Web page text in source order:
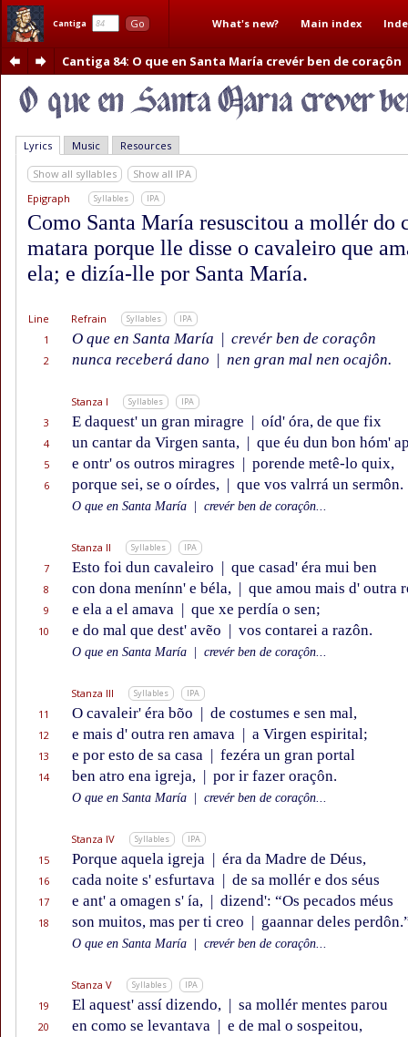
Cantiga Go What's new? Main index
Cantiga 84: O que en Santa María crevér ben de coraçôn
Lyrics Music Resources
Show all syllables
Show all IPA
Epigraph
Syllables IPA
Como Santa María resuscitou a mollér do
matara porque lle disse o cavaleiro que
ela; e dizía-lle por Santa María.
Line Refrain Syllables IPA
1 O que en Santa María | crevér ben de coraçôn
2 nunca receberá dano | nen gran mal nen ocajôn.
Stanza I Syllables IPA
3 E daquest' un gran miragre | oíd' óra, de que fix
4 un cantar da Virgen santa, | que éu dun bon hóm'
5 e ontr' os outros miragres | porende metê-lo quix,
6 porque sei, se o oírdes, | que vos valrrá un sermôn.
O que en Santa María crevér ben de coraçôn...
Stanza II Syllables IPA
7 Esto foi dun cavaleiro | que casad' éra mui ben
8 con dona menínn' e béla, | que amou mais d' outra
9 e ela a el amava | que xe perdía o sen;
10 e do mal que dest' avẽo | vos contarei a razôn.
O que en Santa María crevér ben de coraçôn...
Stanza III Syllables IPA
11 O cavaleir' éra bõo | de costumes e sen mal,
12 e mais d' outra ren amava | a Virgen espirital;
13 e por esto de sa casa | fezéra un gran portal
14 ben atro ena igreja, | por ir fazer oraçôn.
O que en Santa María crevér ben de coraçôn...
Stanza IV Syllables IPA
15 Porque aquela igreja | éra da Madre de Déus,
16 cada noite s' esfurtava | de sa mollér e dos séus
17 e ant' a omagen s' ía, | dizend': “Os pecados méus
18 son muitos, mas per ti creo | gaannar deles
O que en Santa María crevér ben de coraçôn...
Stanza V Syllables IPA
19 El aquest' assí dizendo, | sa mollér mentes parou
20 en como se levantava | e de mal o sospeitou,